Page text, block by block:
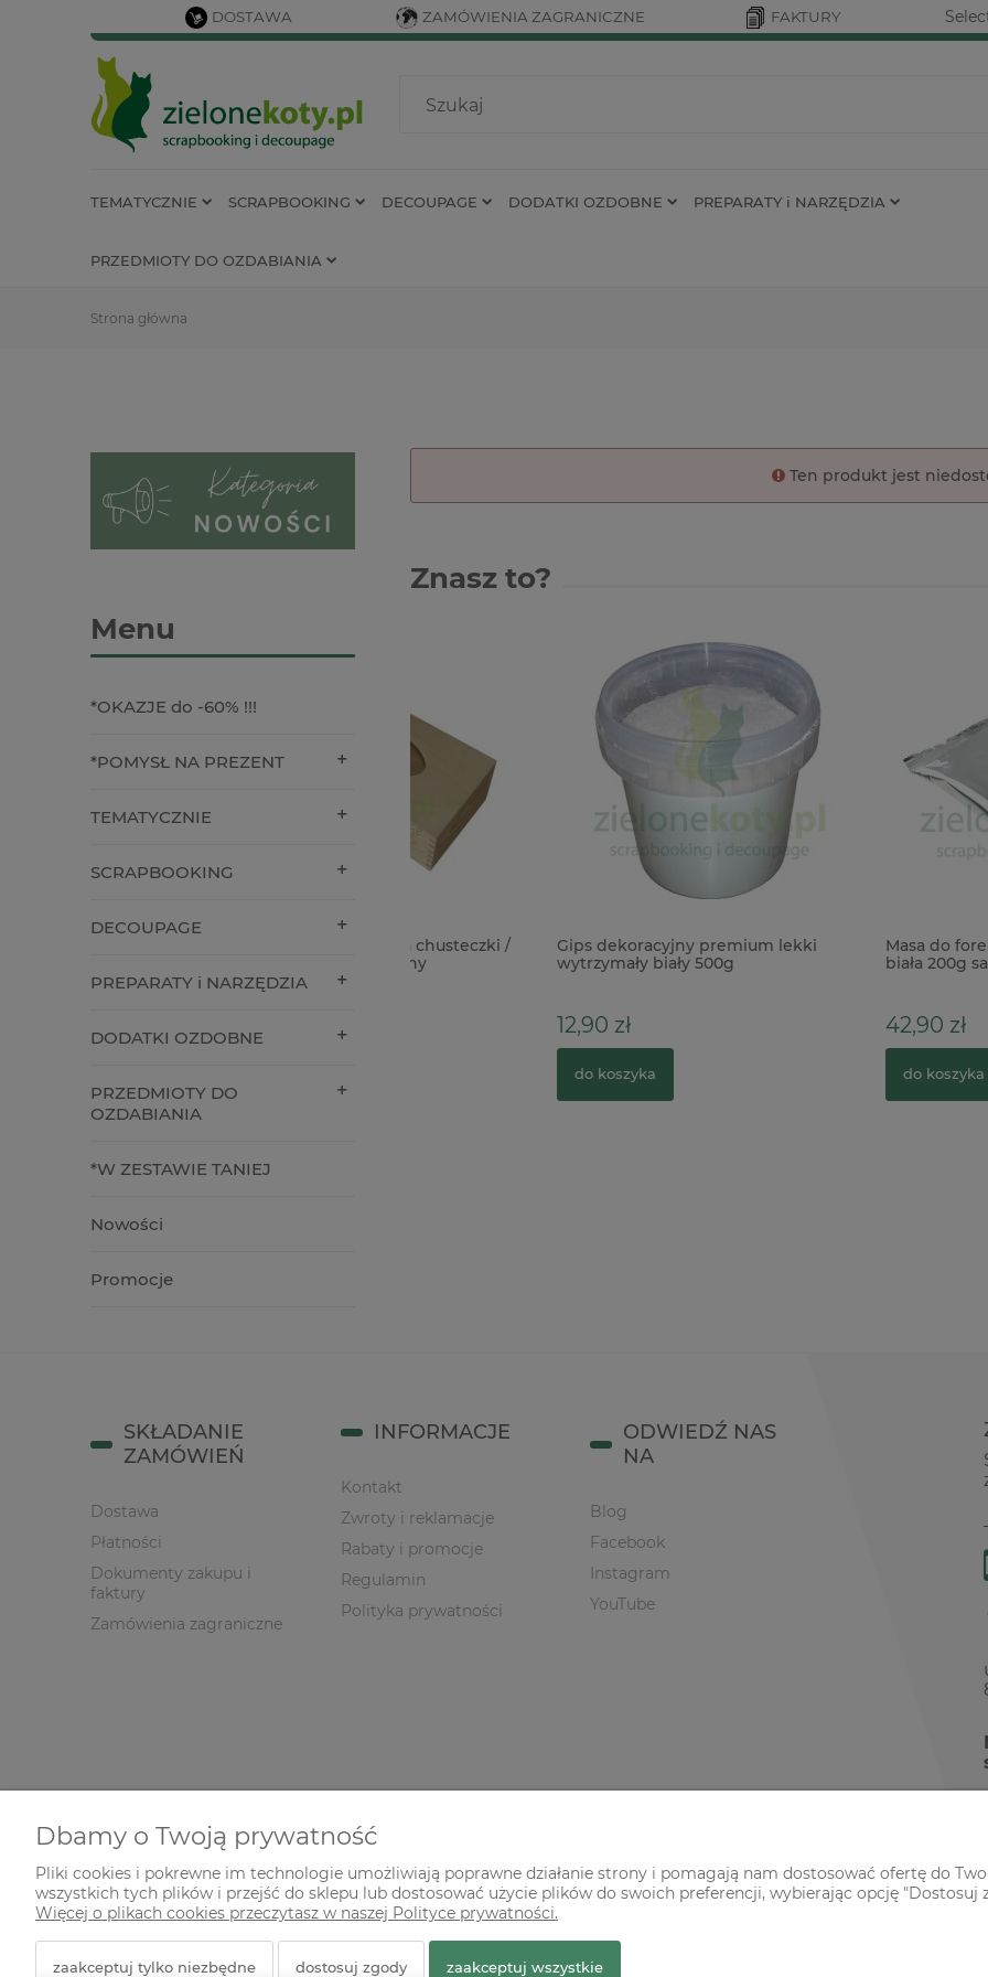
DOSTAWA ZAMÓWIENIA ZAGRANICZNE FAKTURY
TEMATYCZNIE SCRAPBOOKING DECOUPAGE DODATKI OZDOBNE PREPARATY i NARZĘDZIA
PRZEDMIOTY DO OZDABIANIA
Strona główna
Menu
*OKAZJE do -60% !!!
*POMYSŁ NA PREZENT
TEMATYCZNIE
SCRAPBOOKING
DECOUPAGE
PREPARATY i NARZĘDZIA
DODATKI OZDOBNE
PRZEDMIOTY DO
OZDABIANIA
*W ZESTAWIE TANIEJ
Nowości
Promocje
Ten produkt jest
Znasz to?
Gips dekoracyjny premium lekki
wytrzymały biały 500g
Masa do foremek Light
biała 200g samoutwardzalna
SKŁADANIE
ZAMÓWIEŃ
Dostawa
Płatności
Dokumenty zakupu i
faktury
Zamówienia zagraniczne
INFORMACJE
Kontakt
Zwroty i reklamacje
Rabaty i promocje
Regulamin
Polityka prywatności
ODWIEDŹ NAS
NA
Blog
Facebook
Instagram
YouTube
© 2026 zielonekoty.pl. Wszelkie prawa zastrzeżone.
Dbamy o Twoją prywatność
Pliki cookies i pokrewne im technologie umożliwiają poprawne działanie strony i pomagają nam dostosować ofertę do
wszystkich tych plików i przejść do sklepu lub dostosować użycie plików do swoich preferencji, wybierając opcję "Dostosuj
Więcej o plikach cookies przeczytasz w naszej Polityce prywatności.
zaakceptuj tylko niezbędne dostosuj zgody zaakceptuj wszystkie